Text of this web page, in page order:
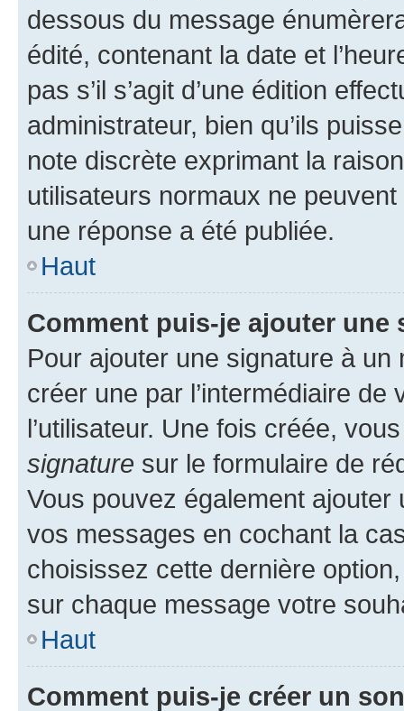
dessous du message
édité, contenant la date et
pas s’il s’agit d’une édition
administrateur, bien qu’ils
note discrète exprimant la
utilisateurs normaux ne
une réponse a été publiée.
Haut
Comment puis-je ajouter une
Pour ajouter une signature à un
créer une par l’intermédiaire
l’utilisateur. Une fois créée,
signature sur le formulaire de
Vous pouvez également
vos messages en cochant la
choisissez cette dernière
sur chaque message votre
Haut
Comment puis-je créer un